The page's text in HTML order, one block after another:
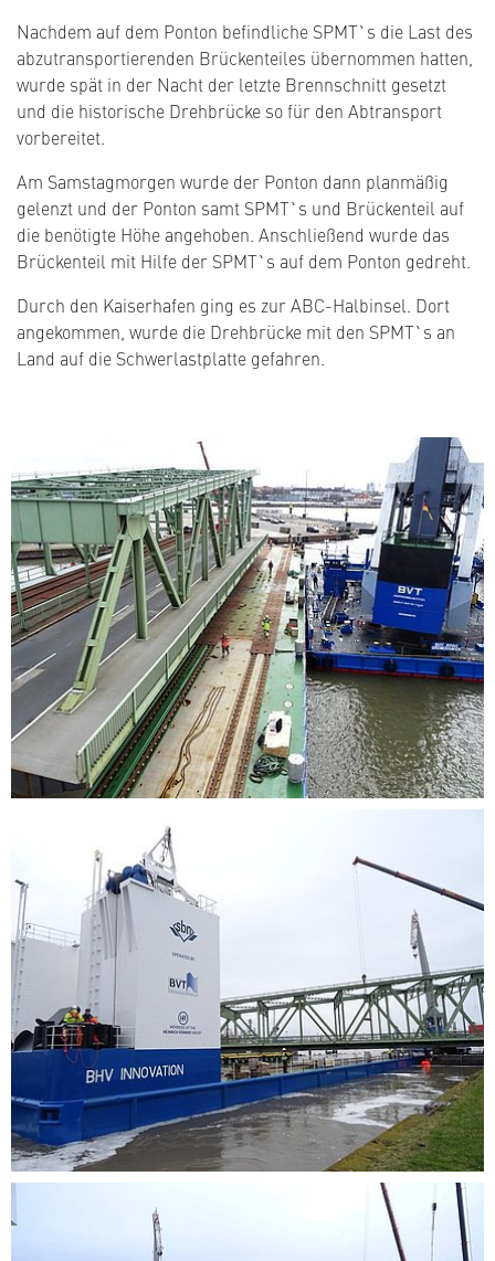
Nachdem auf dem Ponton befindliche SPMT`s die Last des
abzutransportierenden Brückenteiles übernommen hatten,
wurde spät in der Nacht der letzte Brennschnitt gesetzt
und die historische Drehbrücke so für den Abtransport
vorbereitet.
Am Samstagmorgen wurde der Ponton dann planmäßig
gelenzt und der Ponton samt SPMT`s und Brückenteil auf
die benötigte Höhe angehoben. Anschließend wurde das
Brückenteil mit Hilfe der SPMT`s auf dem Ponton gedreht.
Durch den Kaiserhafen ging es zur ABC-Halbinsel. Dort
angekommen, wurde die Drehbrücke mit den SPMT`s an
Land auf die Schwerlastplatte gefahren.